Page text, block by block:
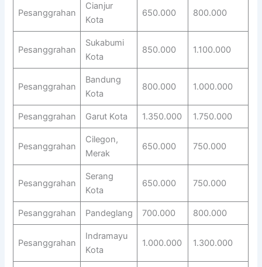
Pesanggrahan
Cianjur
Kota
650.000 800.000
Pesanggrahan
Sukabumi
Kota
850.000 1.100.000
Pesanggrahan
Bandung
Kota
800.000 1.000.000
Pesanggrahan Garut Kota 1.350.000 1.750.000
Pesanggrahan
Cilegon,
Merak
650.000 750.000
Pesanggrahan
Serang
Kota
650.000 750.000
Pesanggrahan Pandeglang 700.000 800.000
Pesanggrahan
Indramayu
Kota
1.000.000 1.300.000